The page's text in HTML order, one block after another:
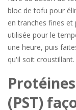
bloc de tofu pour
en tranches fines et
utilisée pour le
une heure, puis
qu'il soit croustillant.
(PST)